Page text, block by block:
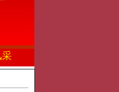
采